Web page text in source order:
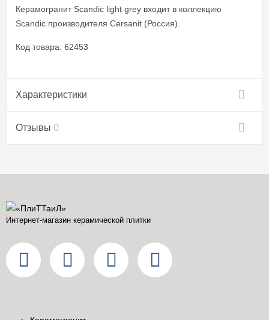
Керамогранит Scandic light grey входит в коллекцию
Scandic производителя Cersanit (Россия).
Код товара: 62453
Характеристики
Отзывы 0
Интернет-магазин керамической плитки